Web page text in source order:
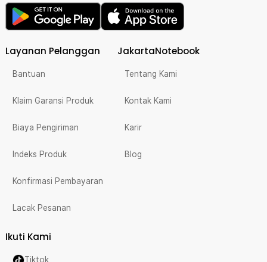
Layanan Pelanggan
Bantuan
Klaim Garansi Produk
Biaya Pengiriman
Indeks Produk
Konfirmasi Pembayaran
Lacak Pesanan
JakartaNotebook
Tentang Kami
Kontak Kami
Karir
Blog
Ikuti Kami
Tiktok